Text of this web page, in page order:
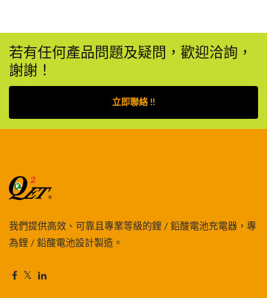
若有任何產品問題及疑問，歡迎洽詢，
謝謝！
立即聯絡 !!
我們提供高效、可靠且專業等級的鋰 / 鉛酸電池充電器，專
為鋰 / 鉛酸電池設計製造。